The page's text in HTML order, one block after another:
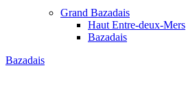
Grand Bazadais
Haut Entre-deux-Mers
Bazadais
Bazadais